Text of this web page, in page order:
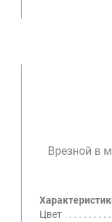
Врезной в
Цвет